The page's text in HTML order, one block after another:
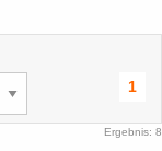
1
Ergebnis: 8